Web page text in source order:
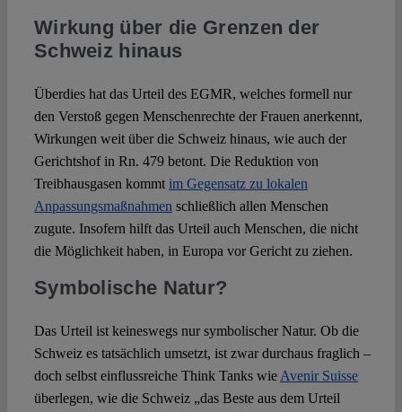
Wirkung über die Grenzen der
Schweiz hinaus
Überdies hat das Urteil des EGMR, welches formell nur
den Verstoß gegen Menschenrechte der Frauen anerkennt,
Wirkungen weit über die Schweiz hinaus, wie auch der
Gerichtshof in Rn. 479 betont. Die Reduktion von
Treibhausgasen kommt im Gegensatz zu lokalen
Anpassungsmaßnahmen schließlich allen Menschen
zugute. Insofern hilft das Urteil auch Menschen, die nicht
die Möglichkeit haben, in Europa vor Gericht zu ziehen.
Symbolische Natur?
Das Urteil ist keineswegs nur symbolischer Natur. Ob die
Schweiz es tatsächlich umsetzt, ist zwar durchaus fraglich –
doch selbst einflussreiche Think Tanks wie Avenir Suisse
überlegen, wie die Schweiz „das Beste aus dem Urteil